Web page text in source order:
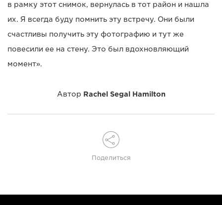
в рамку этот снимок, вернулась в тот район и нашла
их. Я всегда буду помнить эту встречу. Они были
счастливы получить эту фотографию и тут же
повесили ее на стену. Это был вдохновляющий
момент».
Автор Rachel Segal Hamilton
Поделиться